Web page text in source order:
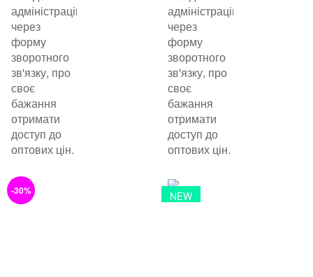
адміністрацію
через
форму
зворотного
зв'язку, про
своє
бажання
отримати
доступ до
оптових цін.
адміністрацію
через
форму
зворотного
зв'язку, про
своє
бажання
отримати
доступ до
оптових цін.
-30% NEW